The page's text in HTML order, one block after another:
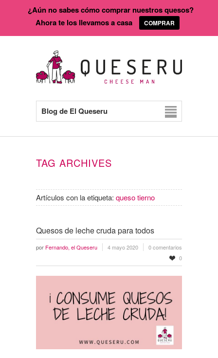
Blog de El Queseru
TAG ARCHIVES
Artículos con la etiqueta: queso tierno
Quesos de leche cruda para todos
por Fernando, el Queseru 4 mayo 2020
0 comentarios
0
¿Aún no sabes cómo comprar nuestros quesos?
Ahora te los llevamos a casa
COMPRAR